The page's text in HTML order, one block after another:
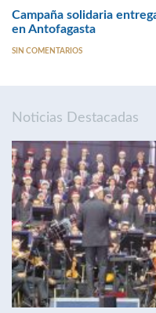
Campaña solidaria
en Antofagasta
SIN COMENTARIOS
Noticias Destacadas